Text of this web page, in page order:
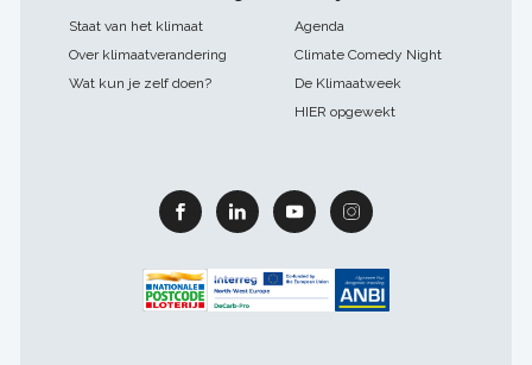
Staat van het klimaat
Over klimaatverandering
Wat kun je zelf doen?
Agenda
Climate Comedy Night
De Klimaatweek
HIER opgewekt
Facebook Linkedin Youtube Instagram